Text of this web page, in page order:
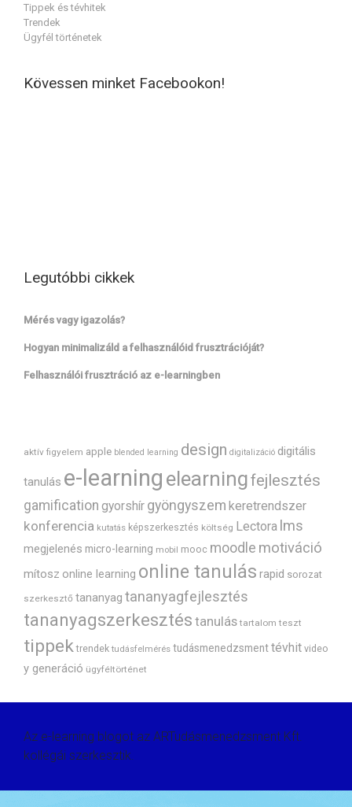
Tippek és tévhitek
Trendek
Ügyfél történetek
Kövessen minket Facebookon!
Legutóbbi cikkek
Mérés vagy igazolás?
Hogyan minimalizáld a felhasználóid frusztrációját?
Felhasználói frusztráció az e-learningben
aktív figyelem apple blended learning design digitalizáció digitális
tanulás e-learning elearningfejlesztés
gamification gyorshír gyöngyszem keretrendszer
konferencia kutatás képszerkesztés költség Lectora lms
megjelenés micro-learning mobil mooc moodle motiváció
mítosz online learning online tanulás rapid sorozat
szerkesztő tananyag tananyagfejlesztés
tananyagszerkesztés tanulás tartalom teszt
tippek trendek tudásfelmérés tudásmenedzsmenttévhit video
y generáció ügyféltörténet
Az e-learning blogot az ARTudásmenedzsment Kft.
kollégái szerkesztik.